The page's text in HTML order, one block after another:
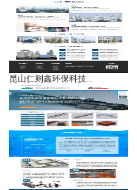
昆山仁则鑫环保科技...